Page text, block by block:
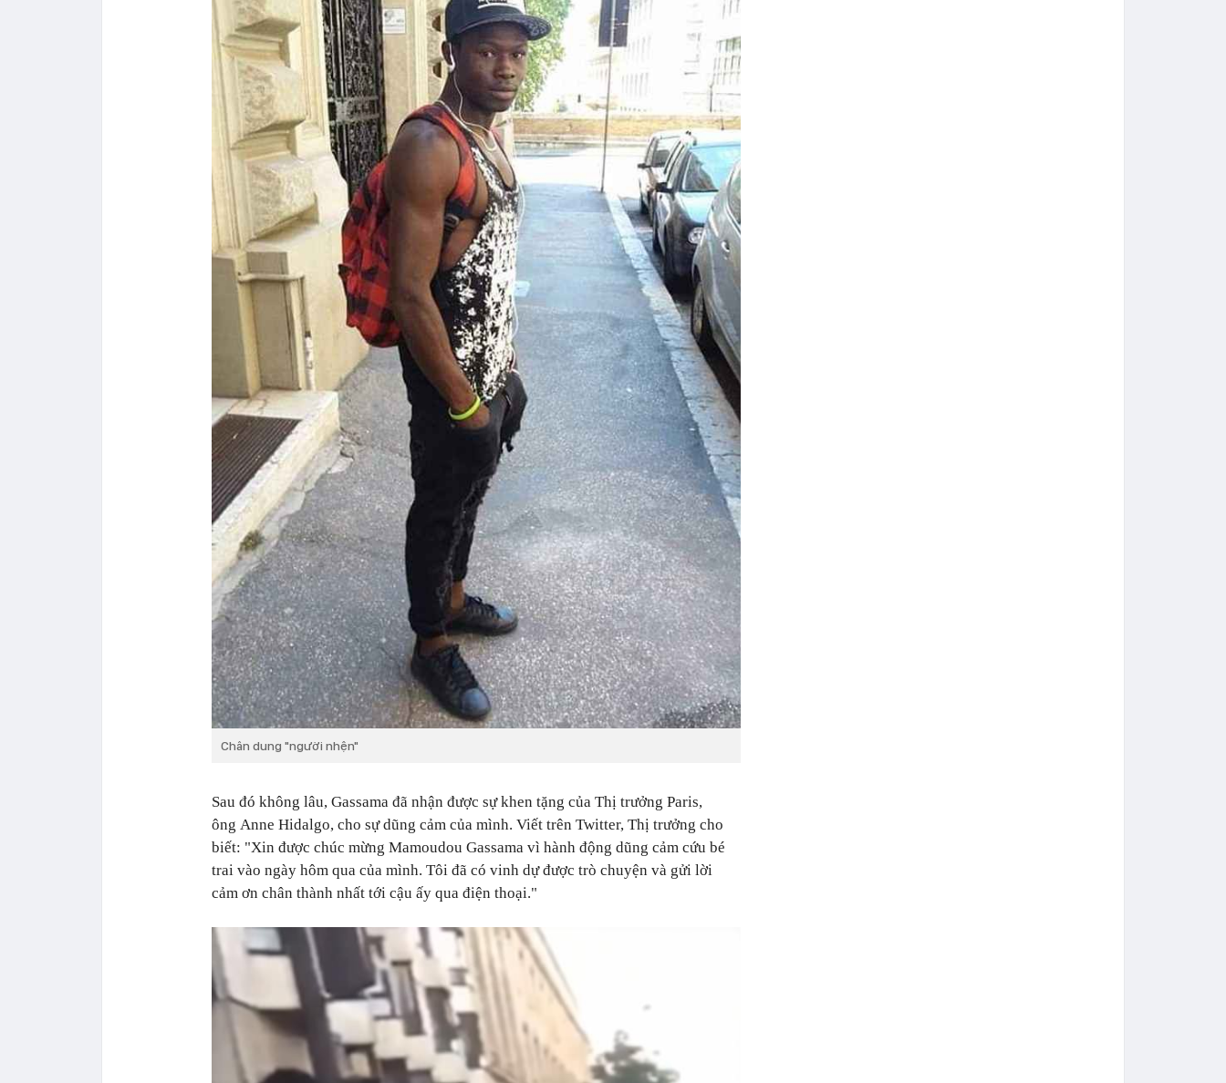
Chân dung "người nhện"
Sau đó không lâu, Gassama đã nhận được sự khen tặng của Thị trưởng Paris,
ông Anne Hidalgo, cho sự dũng cảm của mình. Viết trên Twitter, Thị trưởng cho
biết: "Xin được chúc mừng Mamoudou Gassama vì hành động dũng cảm cứu bé
trai vào ngày hôm qua của mình. Tôi đã có vinh dự được trò chuyện và gửi lời
cảm ơn chân thành nhất tới cậu ấy qua điện thoại."